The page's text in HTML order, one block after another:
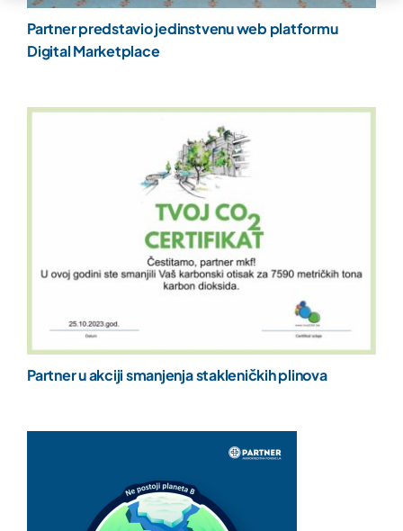
Partner predstavio jedinstvenu web platformu
Digital Marketplace
Partner u akciji smanjenja stakleničkih plinova